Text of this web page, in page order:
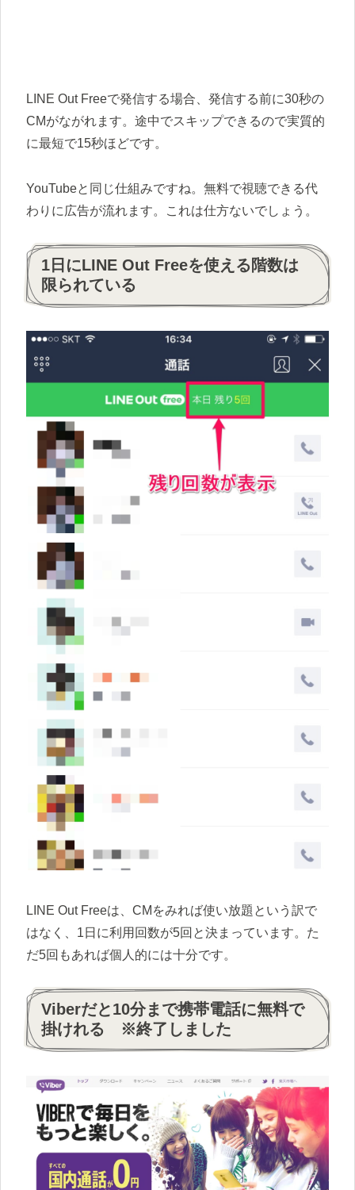
LINE Out Freeで発信する場合、発信する前に30秒の
CMがながれます。途中でスキップできるので実質的
に最短で15秒ほどです。
YouTubeと同じ仕組みですね。無料で視聴できる代
わりに広告が流れます。これは仕方ないでしょう。
1日にLINE Out Freeを使える階数は
限られている
LINE Out Freeは、CMをみれば使い放題という訳で
はなく、1日に利用回数が5回と決まっています。た
だ5回もあれば個人的には十分です。
Viberだと10分まで携帯電話に無料で
掛けれる ※終了しました